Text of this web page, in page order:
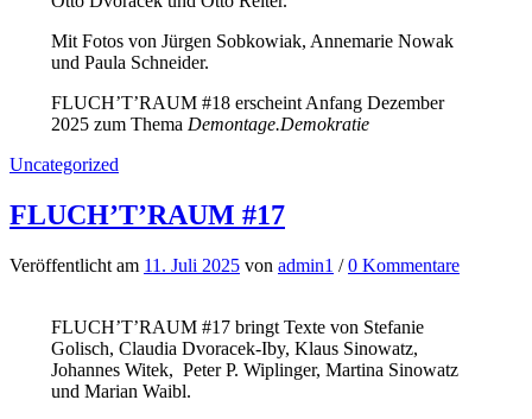
Mit Fotos von Jürgen Sobkowiak, Annemarie Nowak
und Paula Schneider.
FLUCH’T’RAUM #18 erscheint Anfang Dezember
2025 zum Thema Demontage.Demokratie
Uncategorized
FLUCH’T’RAUM #17
Veröffentlicht am 11. Juli 2025 von admin1 /0 Kommentare
FLUCH’T’RAUM #17 bringt Texte von Stefanie
Golisch, Claudia Dvoracek-Iby, Klaus Sinowatz,
Johannes Witek, Peter P. Wiplinger, Martina Sinowatz
und Marian Waibl.